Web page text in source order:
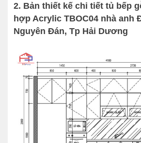
2. Bản thiết kế chi tiết tủ bếp
hợp Acrylic TBOC04 nhà anh
Nguyên Đán, Tp Hải Dương